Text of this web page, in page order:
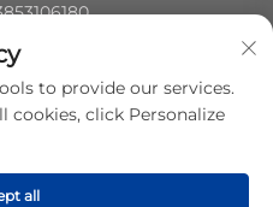
8891 0288
protected]
MirShine Environmental
to provide our services.
cookies, click Personalize
all